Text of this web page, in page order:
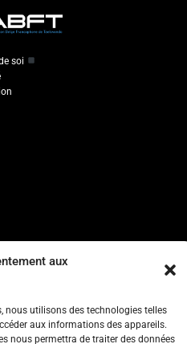
aux
nous utilisons des technologies telles
aux informations des appareils.
nous permettra de traiter des données
soi
de Taekwondo